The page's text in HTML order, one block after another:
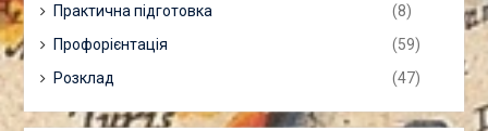
Практична підготовка
(8)
Профорієнтація
(59)
Розклад
(47)